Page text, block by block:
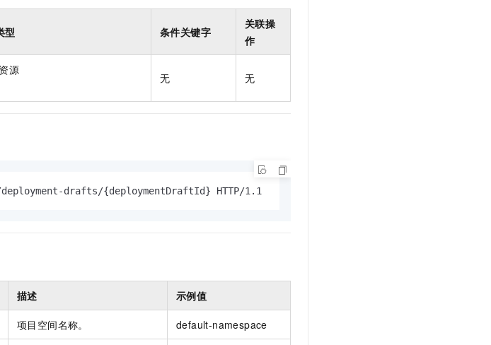
型 条件关键字
关联操
作
源
无 无
deployment-drafts/{deploymentDraftId} HTTP/1.1
描述 示例值
项目空间名称。 default-namespace
10分钟微调：让0.6B模型媲美235B模型 多模态数据信息提取
从文本、图片、视频中提取结构化的属性信息